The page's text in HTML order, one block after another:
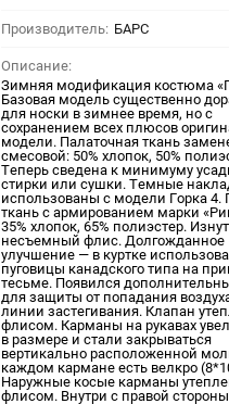
Производитель: БАРС
Описание:
Зимняя модификация костюма
Базовая модель существенно
для носки в зимнее время, но с
сохранением всех плюсов
модели. Палаточная ткань
смесовой: 50% хлопок, 50%
Теперь сведена к минимуму
стирки или сушки. Темные
использованы с модели Горка 4.
ткань с армированием марки
35% хлопок, 65% полиэстер.
несъемный флис. Долгожданное
улучшение — в куртке
пуговицы канадского типа на
тесьме. Появился
для защиты от попадания
линии застегивания. Клапан
флисом. Карманы на рукавах
в размере и стали закрываться
вертикально расположенной
каждом кармане есть велкро
Наружные косые карманы
флисом. Внутри с правой стороны